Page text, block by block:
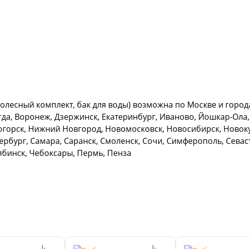
комплект, бак для воды) возможна по Москве и
Воронеж, Дзержинск, Екатеринбург, Иваново, Йошкар-
Нижний Новгород, Новомосковск, Новосибирск,
Самара, Саранск, Смоленск, Сочи, Симферополь,
Чебоксары, Пермь, Пенза